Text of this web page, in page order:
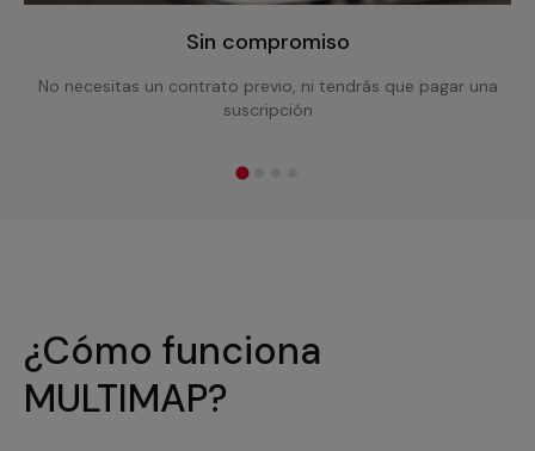
Sin compromiso
No necesitas un contrato previo, ni tendrás que pagar una
suscripción
¿Cómo funciona
MULTIMAP?